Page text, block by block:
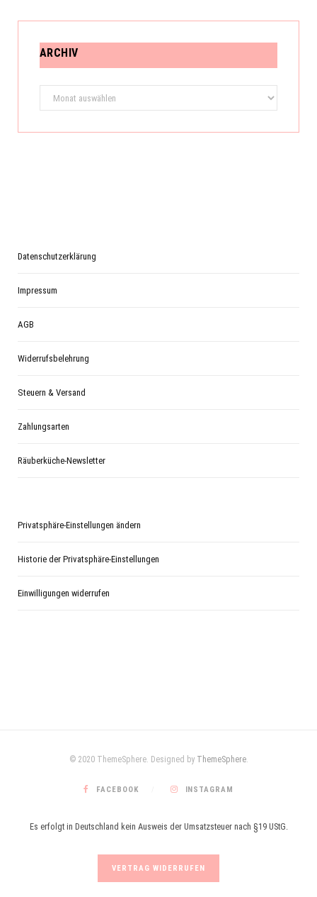
ARCHIV
Archiv
Datenschutzerklärung
Impressum
AGB
Widerrufsbelehrung
Steuern & Versand
Zahlungsarten
Räuberküche-Newsletter
Privatsphäre-Einstellungen ändern
Historie der Privatsphäre-Einstellungen
Einwilligungen widerrufen
© 2020 ThemeSphere. Designed by ThemeSphere.
FACEBOOK INSTAGRAM
Es erfolgt in Deutschland kein Ausweis der Umsatzsteuer nach §19 UStG.
VERTRAG WIDERRUFEN